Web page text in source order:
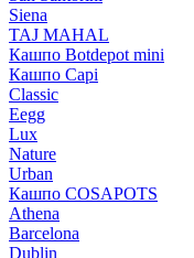
Siena
TAJ MAHAL
Кашпо Botdepot mini
Кашпо Capi
Classic
Eegg
Lux
Nature
Urban
Кашпо COSAPOTS
Athena
Barcelona
Dublin